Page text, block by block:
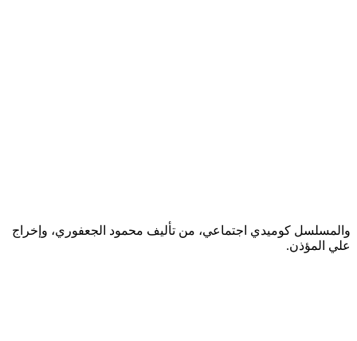
والمسلسل كوميدي اجتماعي، من تأليف محمود الجعفوري، وإخراج
علي المؤذن.